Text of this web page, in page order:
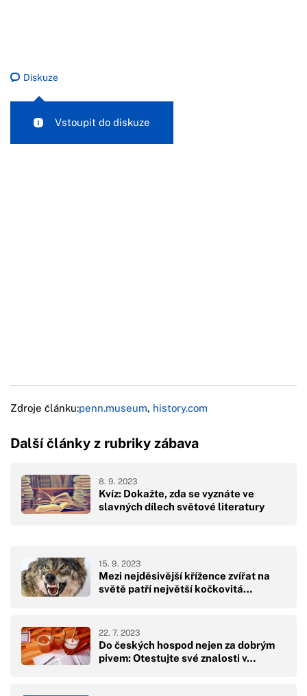
Diskuze
Vstoupit do diskuze
Zdroje článku:penn.museum, history.com
Další články z rubriky zábava
Kvíz: Dokažte, zda se vyznáte ve
slavných dílech světové literatury
8. 9. 2023
Mezi nejděsivější křížence zvířat na
světě patří největší kočkovitá…
15. 9. 2023
Do českých hospod nejen za dobrým
pivem: Otestujte své znalosti v…
22. 7. 2023